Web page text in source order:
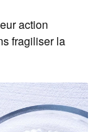
action
fragiliser la